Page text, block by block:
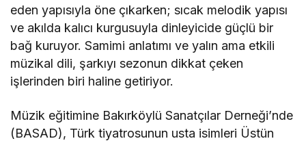
eden yapısıyla öne çıkarken; sıcak melodik yapısı
ve akılda kalıcı kurgusuyla dinleyicide güçlü bir
bağ kuruyor. Samimi anlatımı ve yalın ama etkili
müzikal dili, şarkıyı sezonun dikkat çeken
işlerinden biri haline getiriyor.
Müzik eğitimine Bakırköylü Sanatçılar Derneği’nde
(BASAD), Türk tiyatrosunun usta isimleri Üstün